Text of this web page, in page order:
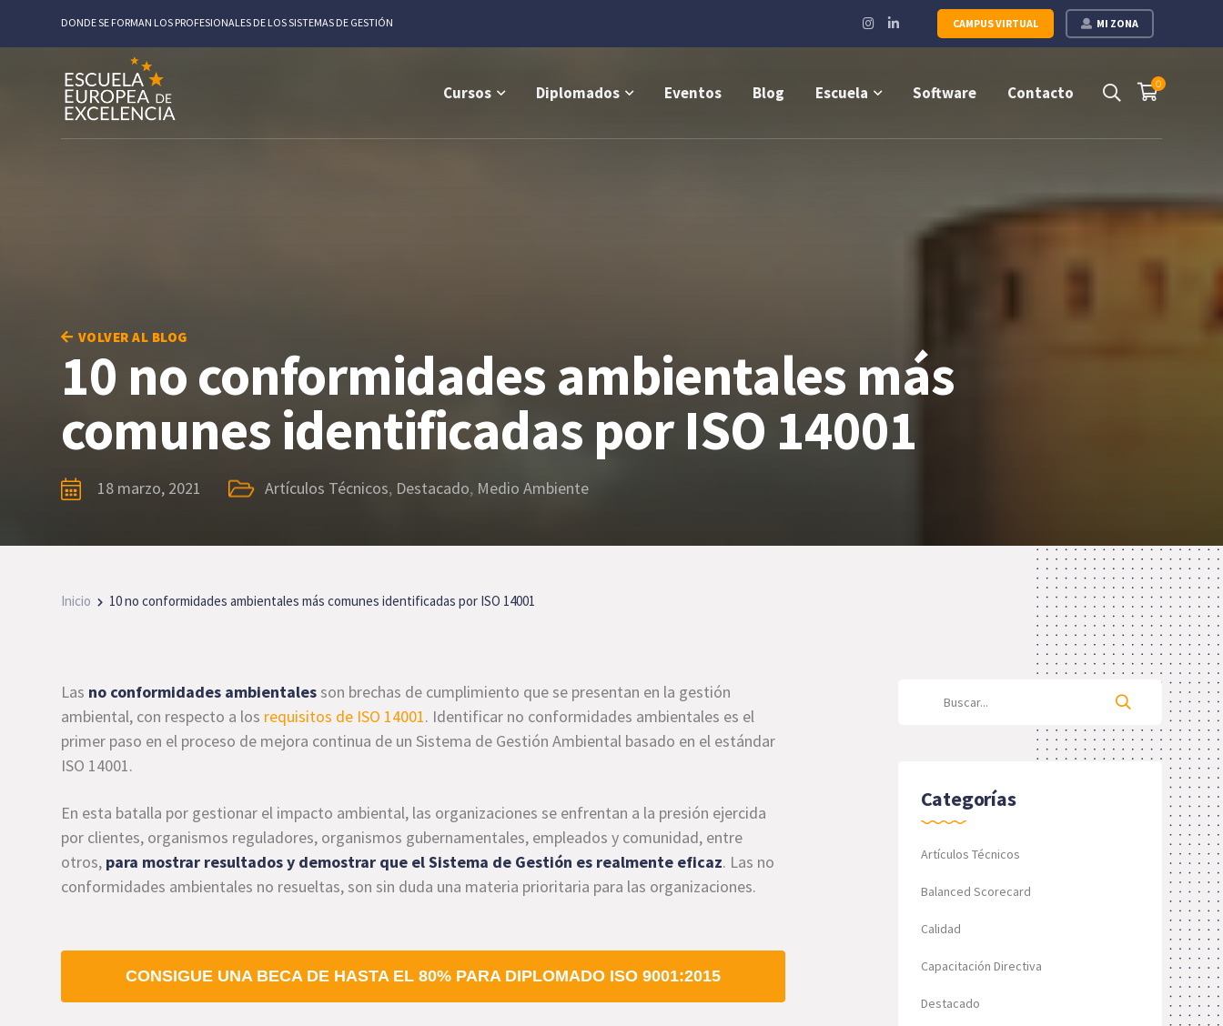
MI ZONA
CAMPUS VIRTUAL
DONDE SE FORMAN LOS PROFESIONALES DE LOS SISTEMAS DE GESTIÓN
Instagram
Profile
LinkedIn
Profile
0
Cursos Diplomados Eventos Blog Escuela Software Contacto
VOLVER AL BLOG
10 no conformidades ambientales más
comunes identificadas por ISO 14001
18 marzo, 2021 Artículos Técnicos, Destacado, Medio Ambiente
Inicio 10 no conformidades ambientales más comunes identificadas por ISO 14001
Las no conformidades ambientalesson brechas de cumplimiento que se presentan en la gestión
ambiental, con respecto a los requisitos de ISO 14001. Identificar no conformidades ambientales es el
primer paso en el proceso de mejora continua de un Sistema de Gestión Ambiental basado en el estándar
ISO 14001.
En esta batalla por gestionar el impacto ambiental, las organizaciones se enfrentan a la presión ejercida
por clientes, organismos reguladores, organismos gubernamentales, empleados y comunidad, entre
otros, para mostrar resultados y demostrar que el Sistema de Gestión es realmente eficaz. Las no
conformidades ambientales no resueltas, son sin duda una materia prioritaria para las organizaciones.
CONSIGUE UNA BECA DE HASTA EL 80% PARA DIPLOMADO ISO 9001:2015
Categorías
Artículos Técnicos
Balanced Scorecard
Calidad
Capacitación Directiva
Destacado